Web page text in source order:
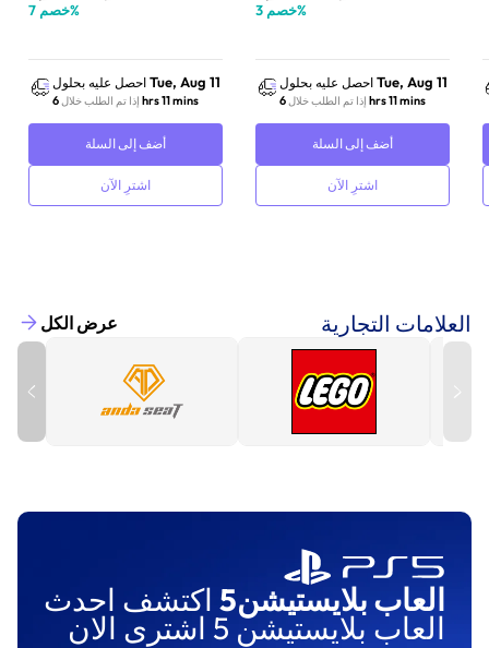
| أسود
خصم 7 %
احصل عليه بحلول Tue, Aug 11
إذا تم الطلب خلال 6 hrs 11 mins
أضف إلى السلة
اشترِ الآن
خصم 3 %
احصل عليه بحلول Tue, Aug 11
إذا تم الطلب خلال 6 hrs 11 mins
أضف إلى السلة
اشترِ الآن
العلامات التجارية عرض الكل
العاب بلايستيشن5 اكتشف احدث
العاب بلايستيشن 5 اشترى الان